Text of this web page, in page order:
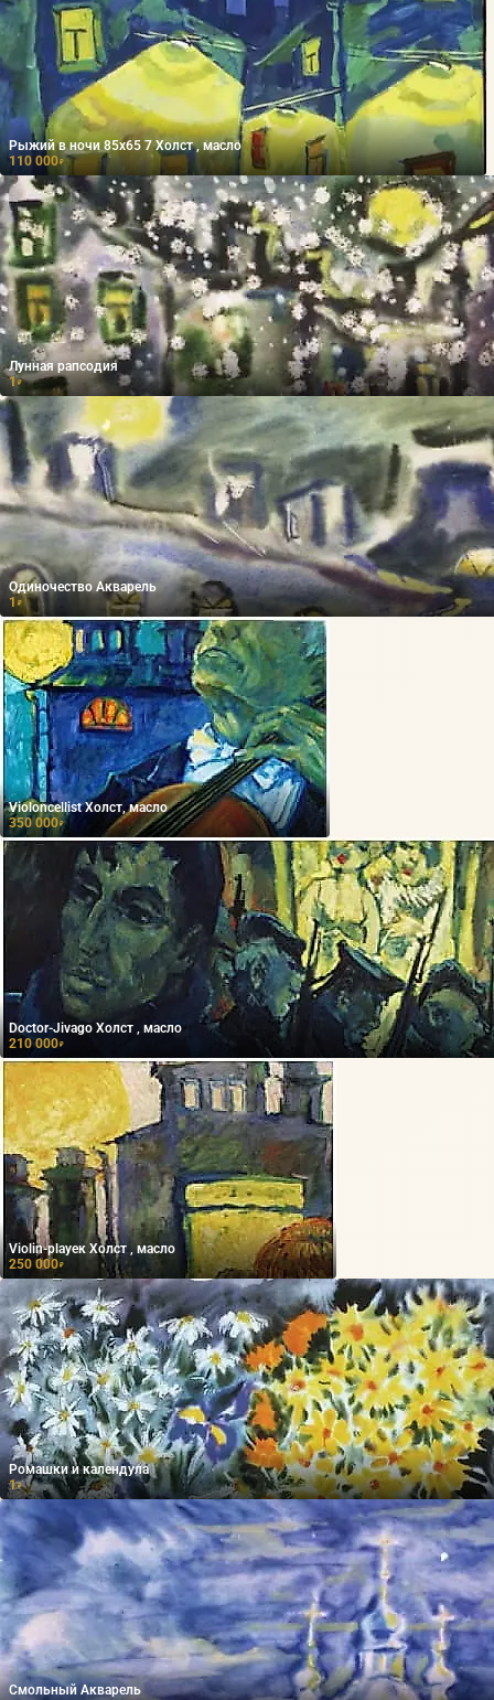
Рыжий в ночи 85х65 7 Холст , масло
110 000₽
Лунная рапсодия
1₽
Одиночество Акварель
1 ₽
Violoncellist Холст, масло
350 000₽
Doctor-Jivago Холст , масло
210 000₽
Violin-playeк Холст , масло
250 000₽
Ромашки и календула
1₽
Смольный Акварель